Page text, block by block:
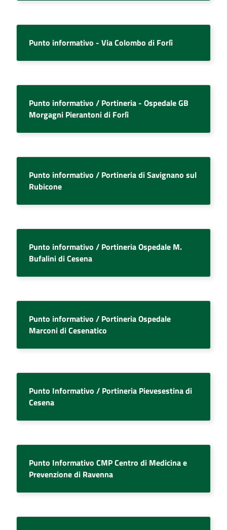
a...
Seguici
su
Punto informativo - Via Colombo di Forlì
Punto informativo / Portineria - Ospedale GB
Morgagni Pierantoni di Forlì
Punto informativo / Portineria di Savignano sul
Rubicone
Punto informativo / Portineria Ospedale M.
Bufalini di Cesena
Punto informativo / Portineria Ospedale
Marconi di Cesenatico
Punto Informativo / Portineria Pievesestina di
Cesena
Punto Informativo CMP Centro di Medicina e
Prevenzione di Ravenna